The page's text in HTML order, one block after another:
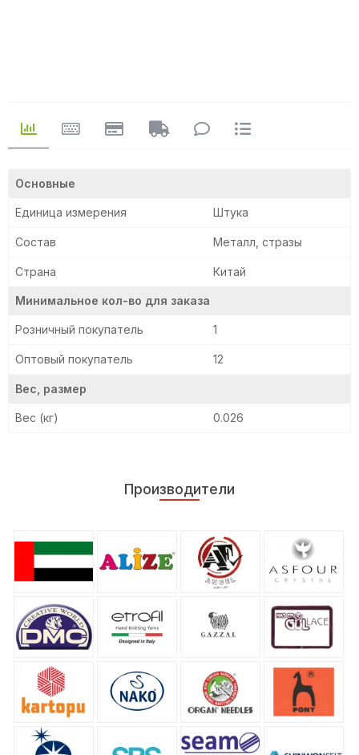
Основные
Единица измерения Штука
Состав Металл, стразы
Страна Китай
Минимальное кол-во для заказа
Розничный покупатель 1
Оптовый покупатель 12
Вес, размер
Вес (кг) 0.026
Производители